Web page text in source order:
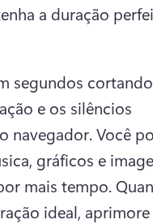
a duração
segundos
e os silêncios
navegador. Você
gráficos e
mais tempo.
ideal,